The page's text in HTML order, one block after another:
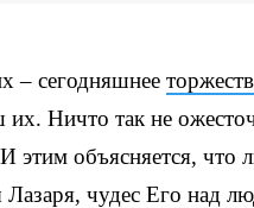
– сегодняшнее
Ничто так не
этим объясняется,
Лазаря, чудес Его над